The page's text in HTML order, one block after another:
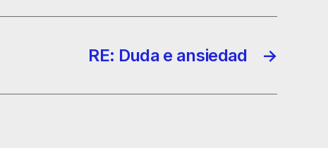
→
RE: Duda e ansiedad